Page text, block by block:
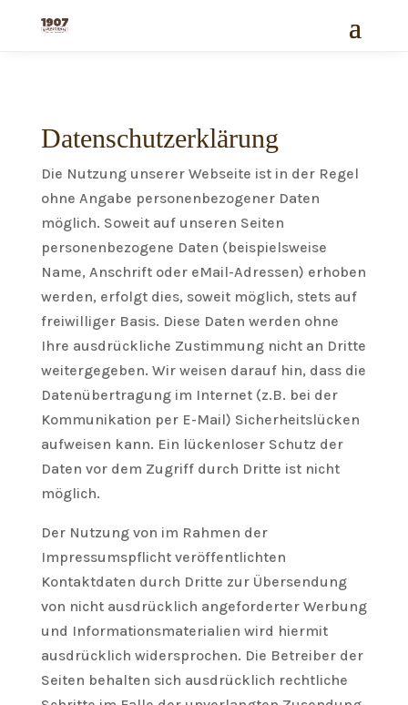
Datenschutzerklärung
Die Nutzung unserer Webseite ist in der Regel
ohne Angabe personenbezogener Daten
möglich. Soweit auf unseren Seiten
personenbezogene Daten (beispielsweise
Name, Anschrift oder eMail-Adressen) erhoben
werden, erfolgt dies, soweit möglich, stets auf
freiwilliger Basis. Diese Daten werden ohne
Ihre ausdrückliche Zustimmung nicht an Dritte
weitergegeben. Wir weisen darauf hin, dass die
Datenübertragung im Internet (z.B. bei der
Kommunikation per E-Mail) Sicherheitslücken
aufweisen kann. Ein lückenloser Schutz der
Daten vor dem Zugriff durch Dritte ist nicht
möglich.
Der Nutzung von im Rahmen der
Impressumspflicht veröffentlichten
Kontaktdaten durch Dritte zur Übersendung
von nicht ausdrücklich angeforderter Werbung
und Informationsmaterialien wird hiermit
ausdrücklich widersprochen. Die Betreiber der
Seiten behalten sich ausdrücklich rechtliche